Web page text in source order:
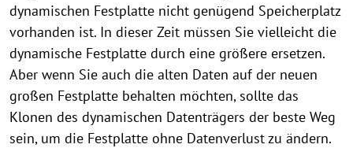
dynamischen Festplatte nicht genügend Speicherplatz
vorhanden ist. In dieser Zeit müssen Sie vielleicht die
dynamische Festplatte durch eine größere ersetzen.
Aber wenn Sie auch die alten Daten auf der neuen
großen Festplatte behalten möchten, sollte das
Klonen des dynamischen Datenträgers der beste Weg
sein, um die Festplatte ohne Datenverlust zu ändern.